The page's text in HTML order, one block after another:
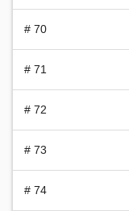
# 70
# 71
# 72
# 73
# 74